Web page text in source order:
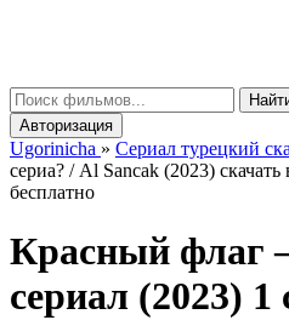
Авторизация
Ugorinicha » Сериал турецкий
сериа? / Al Sancak (2023)
бесплатно
Красный флаг
сериал (2023) 1